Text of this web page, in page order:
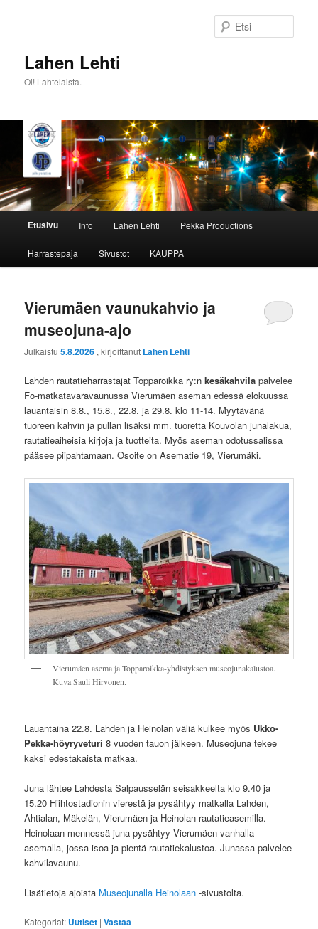
Lahen Lehti
Oi! Lahtelaista.
PäävalikkoEtusivu Info Lahen Lehti Pekka Productions
Harrastepaja Sivustot KAUPPA
Vierumäen vaunukahvio ja
museojuna-ajo
Julkaistu5.8.2026 , kirjoittanut Lahen Lehti
Lahden rautatieharrastajat Topparoikka ry:nkesäkahvila palvelee
Fo-matkatavaravaunussa Vierumäen aseman edessä elokuussa
lauantaisin 8.8., 15.8., 22.8. ja 29.8. klo 11-14. Myytävänä
tuoreen kahvin ja pullan lisäksi mm. tuoretta Kouvolan junalakua,
rautatieaiheisia kirjoja ja tuotteita. Myös aseman odotussalissa
pääsee piipahtamaan. Osoite on Asematie 19, Vierumäki.
Vierumäen asema ja Topparoikka-yhdistyksen museojunakalustoa.
Kuva Sauli Hirvonen.
Lauantaina 22.8. Lahden ja Heinolan väliä kulkee myös Ukko-
Pekka-höyryveturi 8 vuoden tauon jälkeen. Museojuna tekee
kaksi edestakaista matkaa.
Juna lähtee Lahdesta Salpausselän seisakkeelta klo 9.40 ja
15.20 Hiihtostadionin vierestä ja pysähtyy matkalla Lahden,
Ahtialan, Mäkelän, Vierumäen ja Heinolan rautatieasemilla.
Heinolaan mennessä juna pysähtyy Vierumäen vanhalla
asemalla, jossa isoa ja pientä rautatiekalustoa. Junassa palvelee
kahvilavaunu.
Lisätietoja ajoista Museojunalla Heinolaan -sivustolta.
Kategoriat: Uutiset |Vastaa